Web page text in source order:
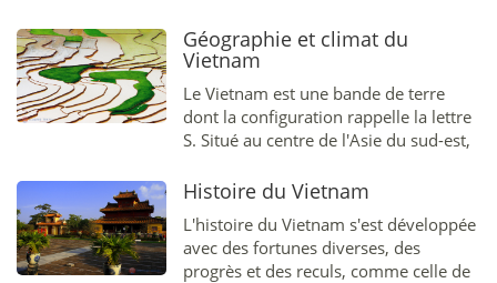
manière de donner...
Géographie et climat du
Vietnam
Le Vietnam est une bande de terre
dont la configuration rappelle la lettre
S. Situé au centre de l'Asie du sud-est,
l'ouest par le Laos et le Cambodge, et
Orientale et l'océan Pacifique.
Histoire du Vietnam
L'histoire du Vietnam s'est développée
avec des fortunes diverses, des
progrès et des reculs, comme celle de